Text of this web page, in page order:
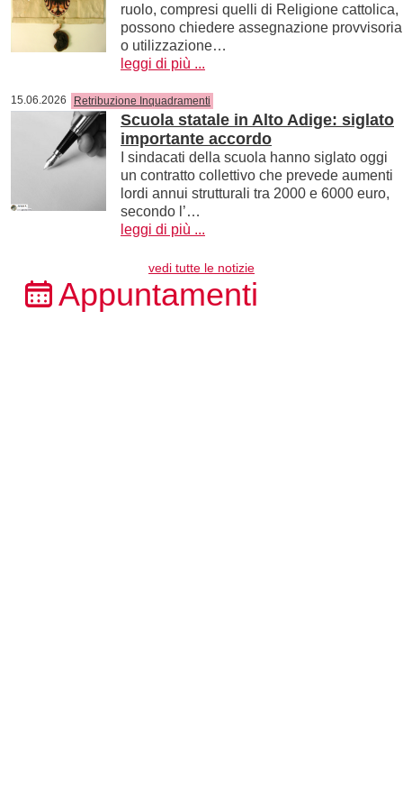
ruolo, compresi quelli di Religione cattolica,
possono chiedere assegnazione provvisoria
o utilizzazione…
leggi di più ...
15.06.2026 Retribuzione Inquadramenti
Scuola statale in Alto Adige: siglato
importante accordo
I sindacati della scuola hanno siglato oggi
un contratto collettivo che prevede aumenti
lordi annui strutturali tra 2000 e 6000 euro,
secondo l’…
leggi di più ...
vedi tutte le notizie
Appuntamenti